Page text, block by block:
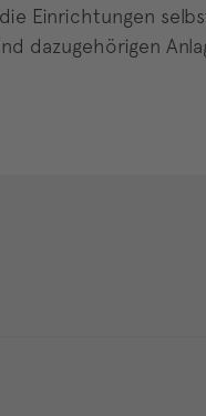
Einrichtungen
dazugehörigen